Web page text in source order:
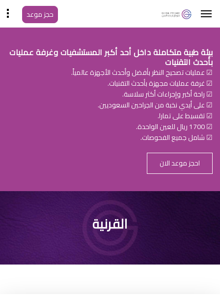
حجز موعد
بيئة طبية متكاملة داخل أحد أكبر المستشفيات وغرفة عمليات
بأحدث التقنيات
☑ عمليات تصحيح النظر بأفضل وأحدث الأجهزة عالمياً.
☑ غرفة عمليات مجهزة بأحدث التقنيات.
☑ راحة أكبر وإجراءات أكثر سلاسة.
☑ على أيدي نخبة من الجراحين السعوديين.
☑ تقسيط على تمارا.
☑ 1700 ريال للعين الواحدة.
☑ شامل جميع الفحوصات.
احجز موعد الان
كيفية علاج القرنية
المخروطية
القرنية